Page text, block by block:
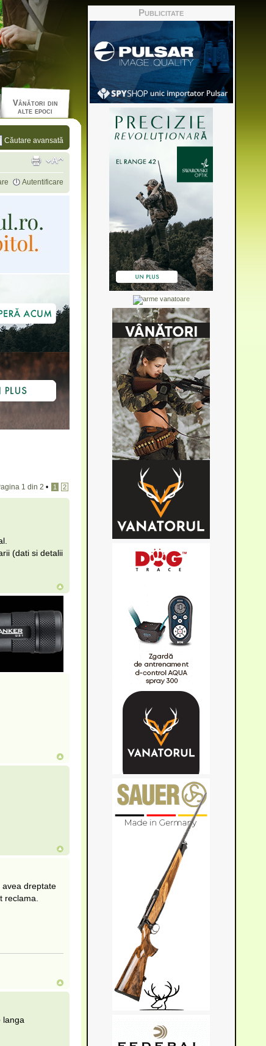
Vânători din
alte epoci
Căutare avansată
Autentificare
1 din 2 • 1 2
(dati si detalii
dreptate
langa
Publicitate